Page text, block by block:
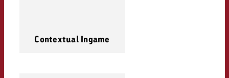
Contextual Ingame